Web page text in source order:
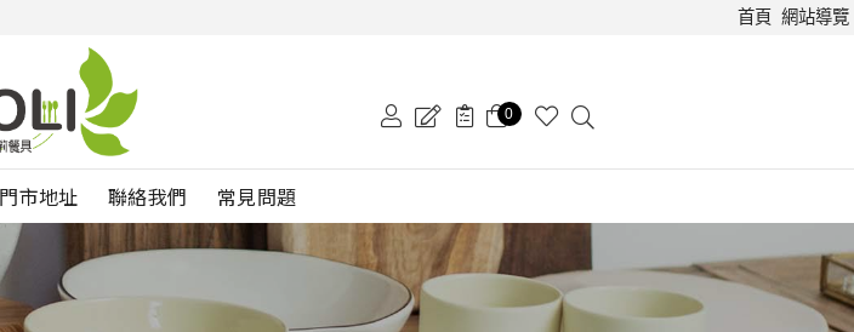
首頁 網站導覽
0
門市地址 聯絡我們 常見問題